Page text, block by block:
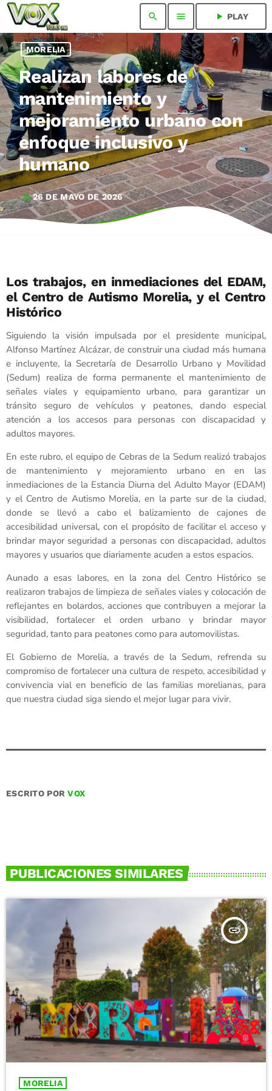
search menu play_arrow PLAY
MORELIA
Realizan labores de
mantenimiento y
mejoramiento urbano con
enfoque inclusivo y
humano
today 26 DE MAYO DE 2026
Los trabajos, en inmediaciones del EDAM,
el Centro de Autismo Morelia, y el Centro
Histórico
Siguiendo la visión impulsada por el presidente municipal,
Alfonso Martínez Alcázar, de construir una ciudad más humana
e incluyente, la Secretaría de Desarrollo Urbano y Movilidad
(Sedum) realiza de forma permanente el mantenimiento de
señales viales y equipamiento urbano, para garantizar un
tránsito seguro de vehículos y peatones, dando especial
atención a los accesos para personas con discapacidad y
adultos mayores.
En este rubro, el equipo de Cebras de la Sedum realizó trabajos
de mantenimiento y mejoramiento urbano en en las
inmediaciones de la Estancia Diurna del Adulto Mayor (EDAM)
y el Centro de Autismo Morelia, en la parte sur de la ciudad,
donde se llevó a cabo el balizamiento de cajones de
accesibilidad universal, con el propósito de facilitar el acceso y
brindar mayor seguridad a personas con discapacidad, adultos
mayores y usuarios que diariamente acuden a estos espacios.
Aunado a esas labores, en la zona del Centro Histórico se
realizaron trabajos de limpieza de señales viales y colocación de
reflejantes en bolardos, acciones que contribuyen a mejorar la
visibilidad, fortalecer el orden urbano y brindar mayor
seguridad, tanto para peatones como para automovilistas.
El Gobierno de Morelia, a través de la Sedum, refrenda su
compromiso de fortalecer una cultura de respeto, accesibilidad y
convivencia vial en beneficio de las familias morelianas, para
que nuestra ciudad siga siendo el mejor lugar para vivir.
ESCRITO PORVOX
PUBLICACIONES SIMILARES
insert_link
MORELIA